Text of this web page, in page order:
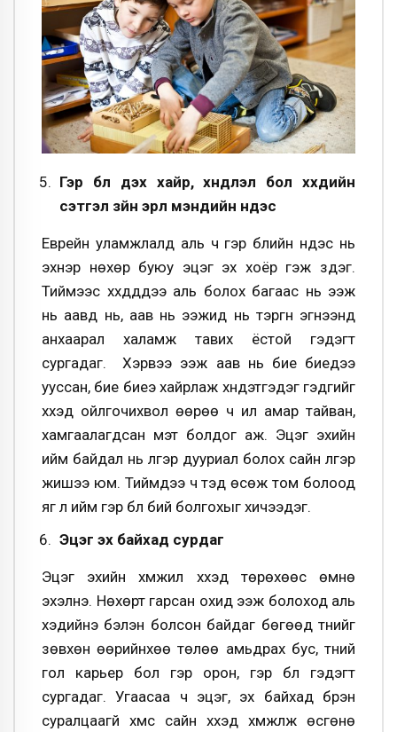
Гэр бүл дэх хайр, хүндлэл бол хүүхдийн
сэтгэл зүйн эрүүл мэндийн үндэс
Еврейн уламжлалд аль ч гэр бүлийн үндэс нь
эхнэр нөхөр буюу эцэг эх хоёр гэж үздэг.
Тиймээс хүүхдүүддээ аль болох багаас нь ээж
нь аавд нь, аав нь ээжид нь тэргүүн эгнээнд
анхаарал халамж тавих ёстой гэдэгт
сургадаг. Хэрвээ ээж аав нь бие биедээ
ууссан, бие биеэ хайрлаж хүндэтгэдэг гэдгийг
хүүхэд ойлгочихвол өөрөө ч илүү амар тайван,
хамгаалагдсан мэт болдог аж. Эцэг эхийн
ийм байдал нь үлгэр дууриал болох сайн үлгэр
жишээ юм. Тиймдээ ч тэд өсөж том болоод
яг л ийм гэр бүл бий болгохыг хичээдэг.
Эцэг эх байхад сурдаг
Эцэг эхийн хүмүүжил хүүхэд төрөхөөс өмнө
эхэлнэ. Нөхөрт гарсан охид ээж болоход аль
хэдийнэ бэлэн болсон байдаг бөгөөд түүнийг
зөвхөн өөрийнхөө төлөө амьдрах бус, түүний
гол карьер бол гэр орон, гэр бүл гэдэгт
сургадаг. Угаасаа ч эцэг, эх байхад бүрэн
суралцаагүй хүмүүс сайн хүүхэд хүмүүжүүлж өсгөнө